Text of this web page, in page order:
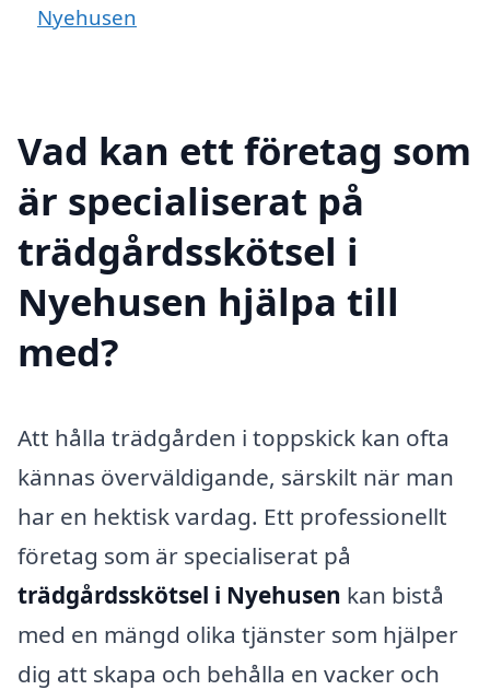
Nyehusen
Vad kan ett företag som
är specialiserat på
trädgårdsskötsel i
Nyehusen hjälpa till
med?
Att hålla trädgården i toppskick kan ofta
kännas överväldigande, särskilt när man
har en hektisk vardag. Ett professionellt
företag som är specialiserat på
trädgårdsskötsel i Nyehusen kan bistå
med en mängd olika tjänster som hjälper
dig att skapa och behålla en vacker och